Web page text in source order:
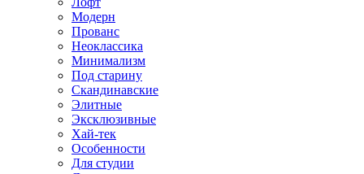
Модерн
Прованс
Неоклассика
Минимализм
Под старину
Скандинавские
Элитные
Эксклюзивные
Хай-тек
Особенности
Для студии